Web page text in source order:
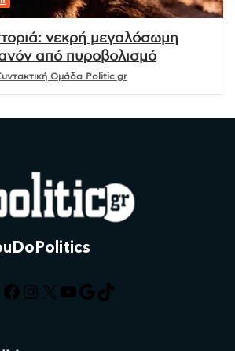
νεκρή μεγαλόσωμη
από πυροβολισμό
Ομάδα Politic.gr
Facebook
Instagram
X YouTube
Google
TikTok